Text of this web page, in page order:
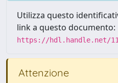
Utilizza questo
link a questo documento:
https://hdl.handle.net/
Attenzione